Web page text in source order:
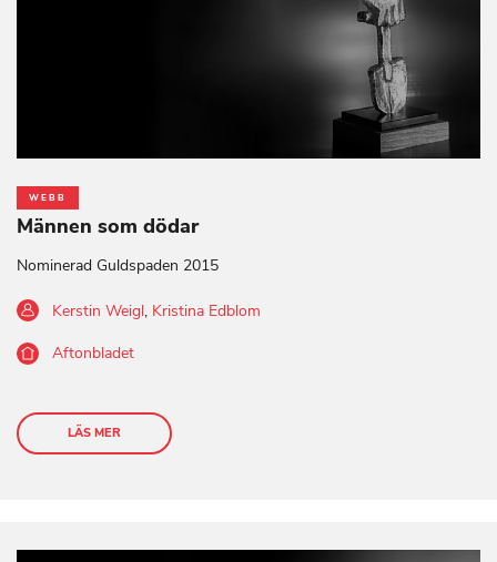
WEBB
Männen som dödar
Nominerad Guldspaden 2015
Kerstin Weigl, Kristina Edblom
Aftonbladet
LÄS MER